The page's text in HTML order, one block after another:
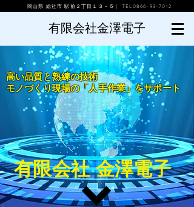
岡山県 総社市 駅前２丁目１３－５ | TEL0866-93-7012
有限会社金澤電子
高い品質と熟練の技術
モノづくり現場の「人手作業」をサポート
有限会社 金澤電子